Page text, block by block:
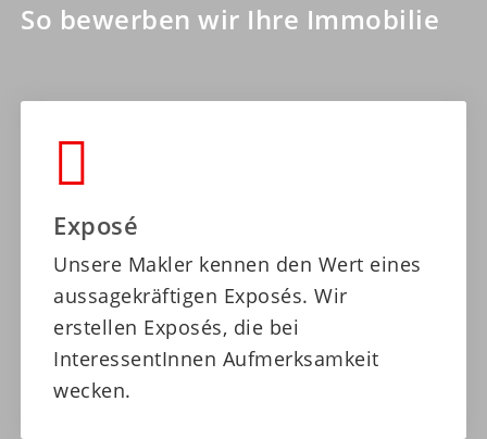
So bewerben wir Ihre Immobilie
Exposé
Unsere Makler kennen den Wert eines
aussagekräftigen Exposés. Wir
erstellen Exposés, die bei
InteressentInnen Aufmerksamkeit
wecken.